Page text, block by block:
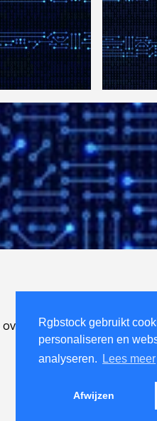
Rgbstock gebruikt
personaliseren en
analyseren.
Lees meer
Afwijzen
over